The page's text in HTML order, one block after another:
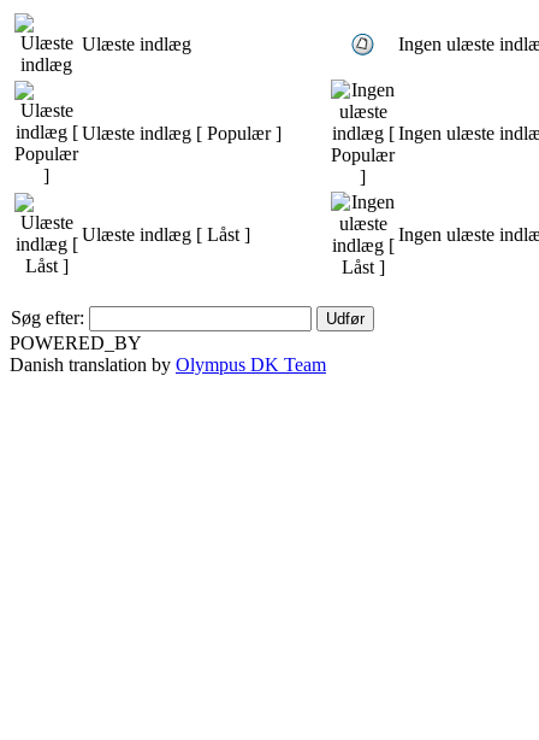
Ulæste indlæg Ingen ulæste
Ulæste indlæg [ Populær ] Ingen ulæste
Ulæste indlæg [ Låst ] Ingen ulæste
Søg efter:
POWERED_BY
Danish translation by Olympus DK Team